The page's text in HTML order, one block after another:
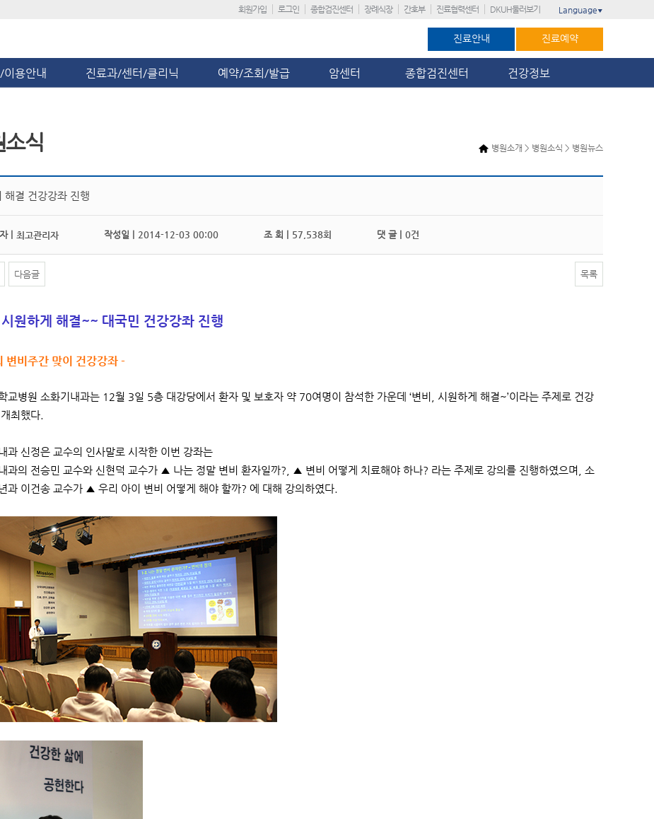
회원가입 로그인 종합검진센터 장례식장 간호부 진료협력센터 DKUH둘러보기 Language ▼
진료안내 진료예약
이용안내 진료과/센터/클리닉 예약/조회/발급 암센터 종합검진센터 건강정보
병원소개 > 병원소식 > 병원뉴스
소식
해결 건강강좌 진행
| 최고관리자 작성일 | 2014-12-03 00:00 조 회 | 57,538회 댓 글 | 0건
다음글 목록
원하게 해결~~ 대국민 건강강좌 진행
변비주간 맞이 건강강좌 -
교병원 소화기내과는 12월 3일 5층 대강당에서 환자 및 보호자 약 70여명이 참석한 가운데 ‘변비, 시원하게 해결~’이라는 주제로 건강
최했다.
과 신정은 교수의 인사말로 시작한 이번 강좌는
과의 전승민 교수와 신현덕 교수가 ▲ 나는 정말 변비 환자일까?, ▲ 변비 어떻게 치료해야 하나? 라는 주제로 강의를 진행하였으며, 소
과 이건송 교수가 ▲ 우리 아이 변비 어떻게 해야 할까? 에 대해 강의하였다.